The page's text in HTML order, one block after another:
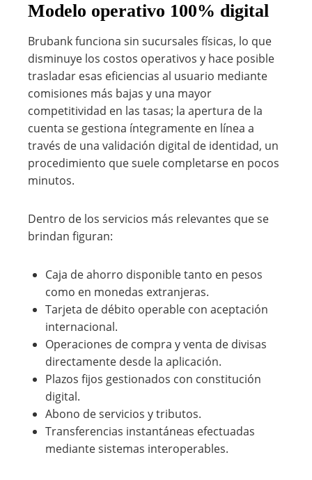
Modelo operativo 100% digital
Brubank funciona sin sucursales físicas, lo que
disminuye los costos operativos y hace posible
trasladar esas eficiencias al usuario mediante
comisiones más bajas y una mayor
competitividad en las tasas; la apertura de la
cuenta se gestiona íntegramente en línea a
través de una validación digital de identidad, un
procedimiento que suele completarse en pocos
minutos.
Dentro de los servicios más relevantes que se
brindan figuran:
Caja de ahorro disponible tanto en pesos
como en monedas extranjeras.
Tarjeta de débito operable con aceptación
internacional.
Operaciones de compra y venta de divisas
directamente desde la aplicación.
Plazos fijos gestionados con constitución
digital.
Abono de servicios y tributos.
Transferencias instantáneas efectuadas
mediante sistemas interoperables.